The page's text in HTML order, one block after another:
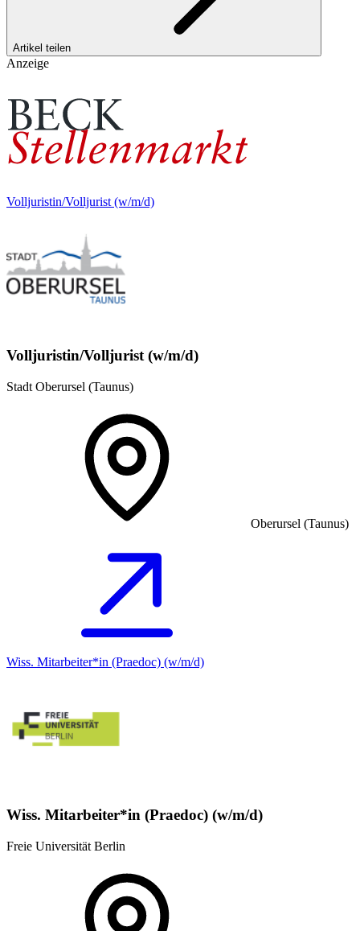
Artikel teilen
Anzeige
Volljuristin/Volljurist (w/m/d)
Volljuristin/Volljurist (w/m/d)
Stadt Oberursel (Taunus)
Oberursel (Taunus)
Wiss. Mitarbeiter*in (Praedoc) (w/m/d)
Wiss. Mitarbeiter*in (Praedoc) (w/m/d)
Freie Universität Berlin